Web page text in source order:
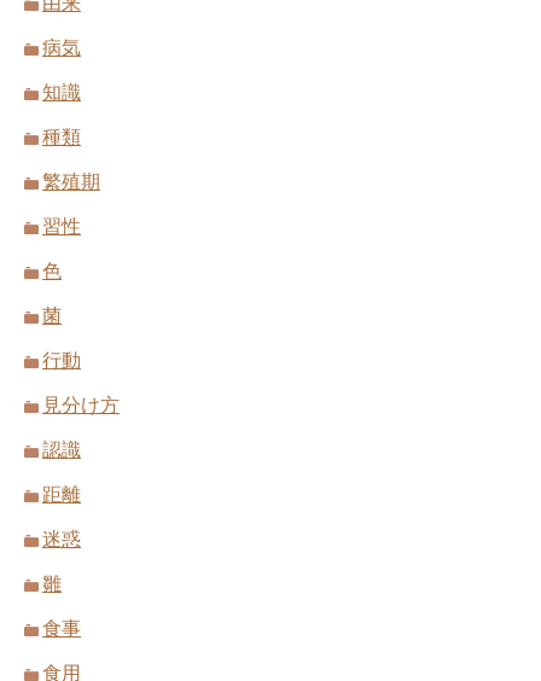
病気
知識
種類
繁殖期
習性
色
菌
行動
見分け方
認識
距離
迷惑
雛
食事
食用